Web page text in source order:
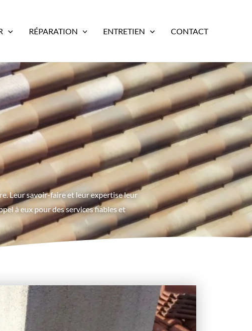
RÉPARATION ENTRETIEN CONTACT
Leur savoir-faire et leur expertise leur
à eux pour des services fiables et